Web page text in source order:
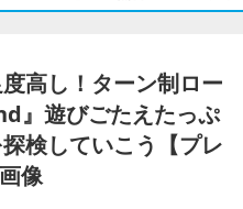
高し！ターン制ロー
』遊びごたえたっぷ
検していこう【プレ
像